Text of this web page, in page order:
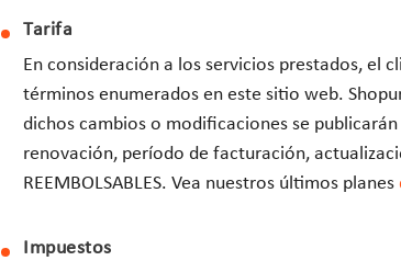
Tarifa
En consideración a los servicios prestados, el
términos enumerados en este sitio web.
dichos cambios o modificaciones se
renovación, período de facturación,
REEMBOLSABLES. Vea nuestros últimos planes
Impuestos